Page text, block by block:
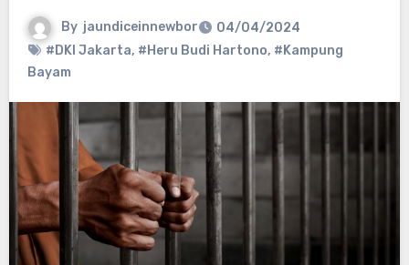
By jaundiceinnewbor
04/04/2024
#DKI Jakarta, #Heru Budi Hartono, #Kampung
Bayam